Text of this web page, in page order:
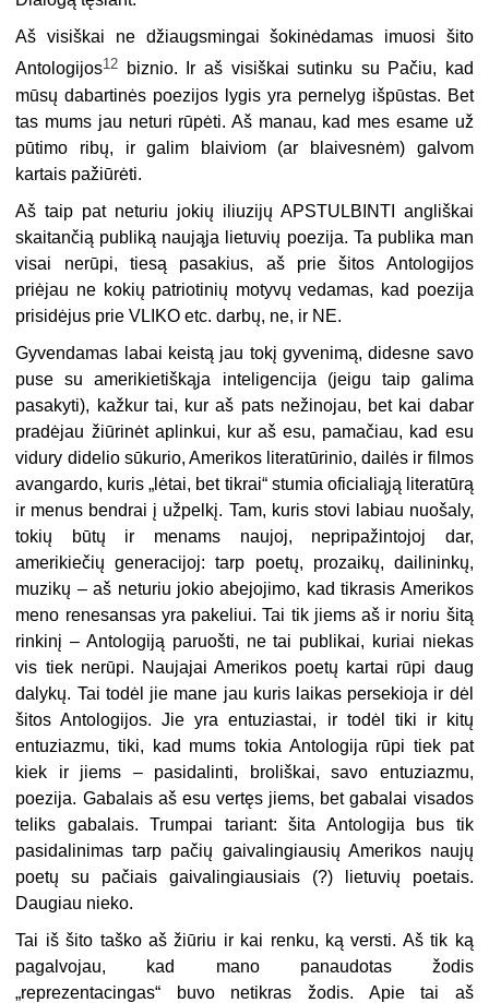
Aš visiškai ne džiaugsmingai šokinėdamas imuosi šito
Antologijos12 biznio. Ir aš visiškai sutinku su Pačiu, kad
mūsų dabartinės poezijos lygis yra pernelyg išpūstas. Bet
tas mums jau neturi rūpėti. Aš manau, kad mes esame už
pūtimo ribų, ir galim blaiviom (ar blaivesnėm) galvom
kartais pažiūrėti.
Aš taip pat neturiu jokių iliuzijų APSTULBINTI angliškai
skaitančią publiką naująja lietuvių poezija. Ta publika man
visai nerūpi, tiesą pasakius, aš prie šitos Antologijos
priėjau ne kokių patriotinių motyvų vedamas, kad poezija
prisidėjus prie VLIKO etc. darbų, ne, ir NE.
Gyvendamas labai keistą jau tokį gyvenimą, didesne savo
puse su amerikietiškąja inteligencija (jeigu taip galima
pasakyti), kažkur tai, kur aš pats nežinojau, bet kai dabar
pradėjau žiūrinėt aplinkui, kur aš esu, pamačiau, kad esu
vidury didelio sūkurio, Amerikos literatūrinio, dailės ir filmos
avangardo, kuris „lėtai, bet tikrai“ stumia oficialiąją literatūrą
ir menus bendrai į užpelkį. Tam, kuris stovi labiau nuošaly,
tokių būtų ir menams naujoj, nepripažintojoj dar,
amerikiečių generacijoj: tarp poetų, prozaikų, dailininkų,
muzikų – aš neturiu jokio abejojimo, kad tikrasis Amerikos
meno renesansas yra pakeliui. Tai tik jiems aš ir noriu šitą
rinkinį – Antologiją paruošti, ne tai publikai, kuriai niekas
vis tiek nerūpi. Naujajai Amerikos poetų kartai rūpi daug
dalykų. Tai todėl jie mane jau kuris laikas persekioja ir dėl
šitos Antologijos. Jie yra entuziastai, ir todėl tiki ir kitų
entuziazmu, tiki, kad mums tokia Antologija rūpi tiek pat
kiek ir jiems – pasidalinti, broliškai, savo entuziazmu,
poezija. Gabalais aš esu vertęs jiems, bet gabalai visados
teliks gabalais. Trumpai tariant: šita Antologija bus tik
pasidalinimas tarp pačių gaivalingiausių Amerikos naujų
poetų su pačiais gaivalingiausiais (?) lietuvių poetais.
Daugiau nieko.
Tai iš šito taško aš žiūriu ir kai renku, ką versti. Aš tik ką
pagalvojau, kad mano panaudotas žodis
„reprezentacingas“ buvo netikras žodis. Apie tai aš